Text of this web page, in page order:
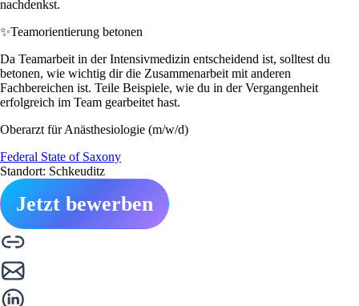
nachdenkst.
✨Teamorientierung betonen
Da Teamarbeit in der Intensivmedizin entscheidend ist, solltest du
betonen, wie wichtig dir die Zusammenarbeit mit anderen
Fachbereichen ist. Teile Beispiele, wie du in der Vergangenheit
erfolgreich im Team gearbeitet hast.
Oberarzt für Anästhesiologie (m/w/d)
Federal State of Saxony
Standort: Schkeuditz
Jetzt bewerben